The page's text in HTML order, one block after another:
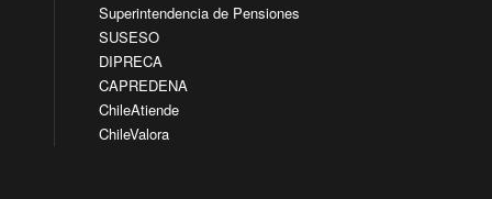
Superintendencia de Pensiones
SUSESO
DIPRECA
CAPREDENA
ChileAtiende
ChileValora